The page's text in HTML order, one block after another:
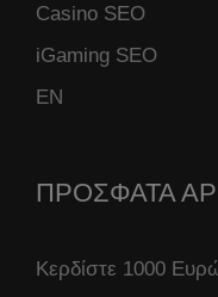
Casino SEO
iGaming SEO
ΕΝ
ΠΡΟΣΦΑΤΑ
Κερδίστε 1000